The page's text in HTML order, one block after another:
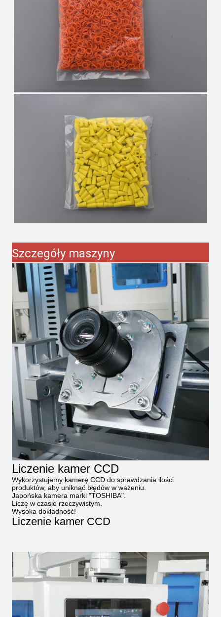
Szczegóły maszyny
Liczenie kamer CCD
Wykorzystujemy kamerę CCD do sprawdzania ilości
produktów, aby uniknąć błędów w ważeniu.
Japońska kamera marki "TOSHIBA".
Liczę w czasie rzeczywistym.
Wysoka dokładność!
Liczenie kamer CCD